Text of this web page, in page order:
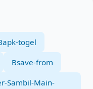
togel
Bsave-from
Sambil-Main-